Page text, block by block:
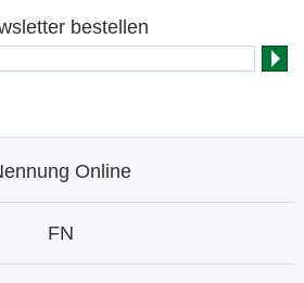
bestellen
Online
FN